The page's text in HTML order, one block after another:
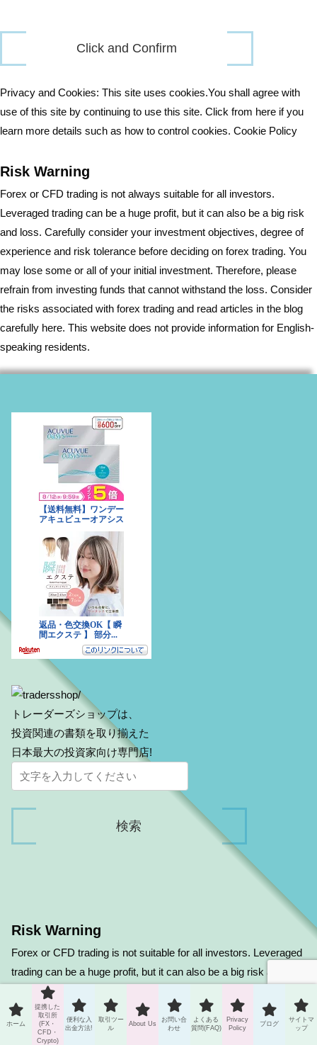
Privacy and Cookies: This site uses cookies.You shall agree with
use of this site by continuing to use this site. Click from here if you
learn more details such as how to control cookies. Cookie Policy
Risk Warning
Forex or CFD trading is not always suitable for all investors.
Leveraged trading can be a huge profit, but it can also be a big risk
and loss. Carefully consider your investment objectives, degree of
experience and risk tolerance before deciding on forex trading. You
may lose some or all of your initial investment. Therefore, please
refrain from investing funds that cannot withstand the loss. Consider
the risks associated with forex trading and read articles in the blog
carefully here. This website does not provide information for English-
speaking residents.
トレーダーズショップは、
投資関連の書類を取り揃えた
日本最大の投資家向け専門店!
Risk Warning
Forex or CFD trading is not suitable for all investors. Leveraged
trading can be a huge profit, but it can also be a big risk and
loss. Carefully consider your investment objectives, degree of
experience and risk tolerance before deciding on forex trading.
You may lose some or all of your initial investment. Therefore,
ホーム
提携した
取引所
(FX・
CFD・
Crypto)
便利な入
出金方法!
取引ツー
ル
About Us
お問い合
わせ
よくある
質問(FAQ)
Privacy
Policy
ブログ
サイトマ
ップ